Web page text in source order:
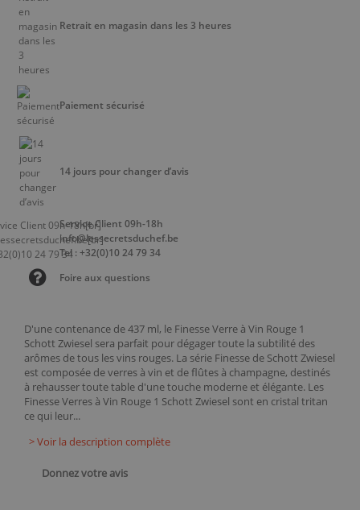
D'une contenance de 437 ml, le Finesse Verre à Vin Rouge 1
Schott Zwiesel sera parfait pour dégager toute la subtilité des
arômes de tous les vins rouges. La série Finesse de Schott Zwiesel
est composée de verres à vin et de flûtes à champagne, destinés
à rehausser toute table d'une touche moderne et élégante. Les
Finesse Verres à Vin Rouge 1 Schott Zwiesel sont en cristal tritan
ce qui leur...
> Voir la description complète
Donnez votre avis
Retrait en magasin dans les 3 heures
Paiement sécurisé
14 jours pour changer d’avis
Service Client 09h-18h
info@lessecretsduchef.be
Tel : +32(0)10 24 79 34
Foire aux questions